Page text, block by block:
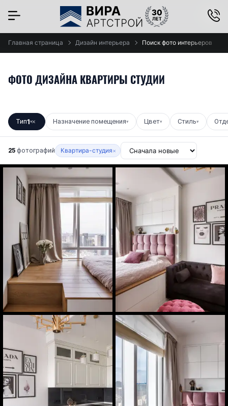
Главная страница Дизайн интерьера Поиск фото интерьеров
ФОТО ДИЗАЙНА КВАРТИРЫ СТУДИИ
Тип1▾✕ Назначение помещения▾ Цвет▾ Стиль▾
25 фотографий Квартира-студия×
×